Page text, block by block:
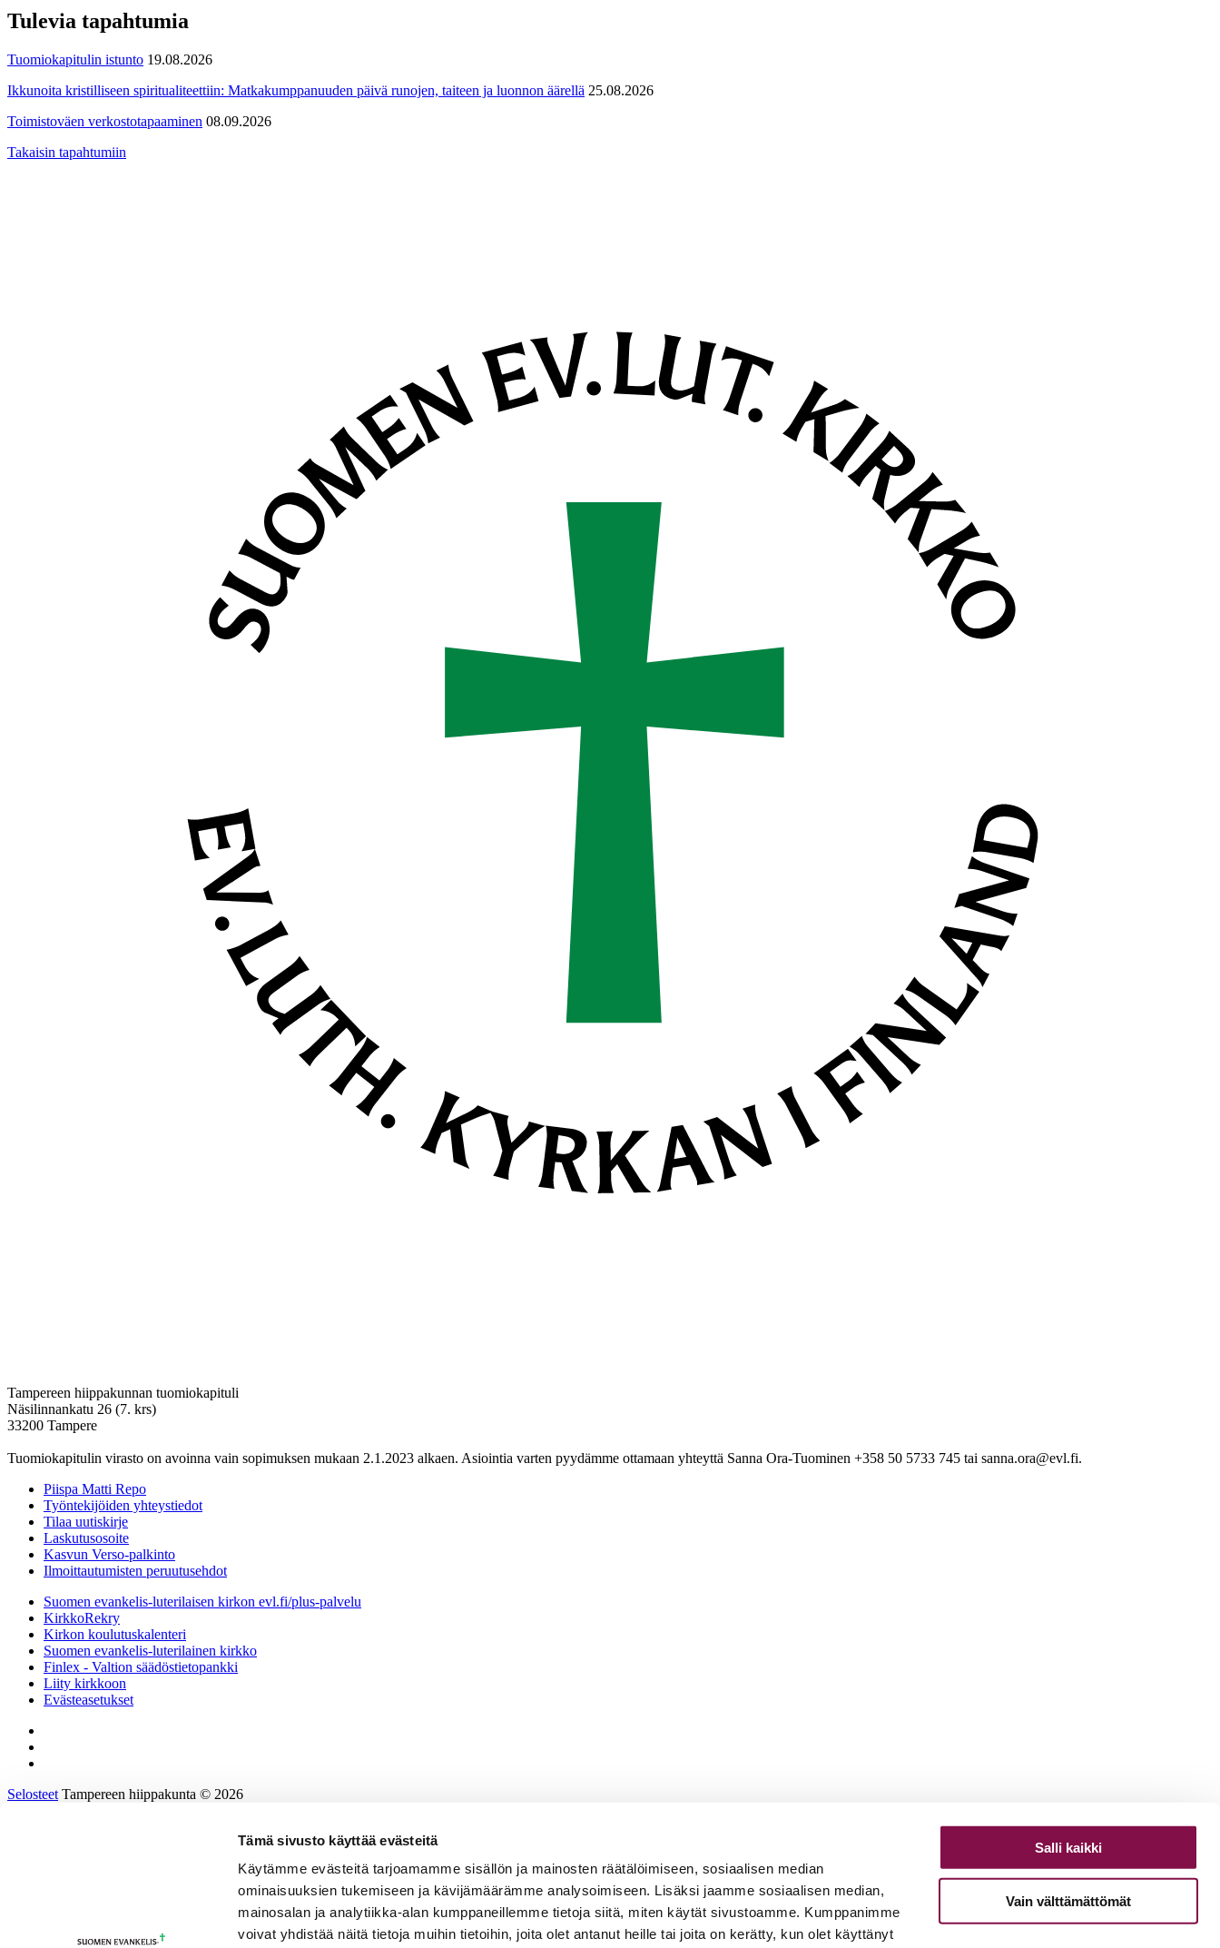
Tämä sivusto käyttää evästeitä
Käytämme evästeitä tarjoamamme sisällön ja mainosten räätälöimiseen, sosiaalisen median
ominaisuuksien tukemiseen ja kävijämäärämme analysoimiseen. Lisäksi jaamme sosiaalisen median,
mainosalan ja analytiikka-alan kumppaneillemme tietoja siitä, miten käytät sivustoamme. Kumppanimme
voivat yhdistää näitä tietoja muihin tietoihin, joita olet antanut heille tai joita on kerätty, kun olet käyttänyt
Salli kaikki
Vain välttämättömät
Tulevia tapahtumia
Tuomiokapitulin istunto 19.08.2026
Ikkunoita kristilliseen spiritualiteettiin: Matkakumppanuuden päivä runojen, taiteen ja luonnon äärellä 25.08.2026
Toimistoväen verkostotapaaminen 08.09.2026
Takaisin tapahtumiin
Tampereen hiippakunnan tuomiokapituli
Näsilinnankatu 26 (7. krs)
33200 Tampere
Tuomiokapitulin virasto on avoinna vain sopimuksen mukaan 2.1.2023 alkaen. Asiointia varten pyydämme ottamaan yhteyttä Sanna Ora-Tuominen +358 50 5733 745 tai sanna.ora@evl.fi.
Piispa Matti Repo
Työntekijöiden yhteystiedot
Tilaa uutiskirje
Laskutusosoite
Kasvun Verso-palkinto
Ilmoittautumisten peruutusehdot
Suomen evankelis-luterilaisen kirkon evl.fi/plus-palvelu
KirkkoRekry
Kirkon koulutuskalenteri
Suomen evankelis-luterilainen kirkko
Finlex - Valtion säädöstietopankki
Liity kirkkoon
Evästeasetukset
Selosteet Tampereen hiippakunta © 2026
Kalenteri